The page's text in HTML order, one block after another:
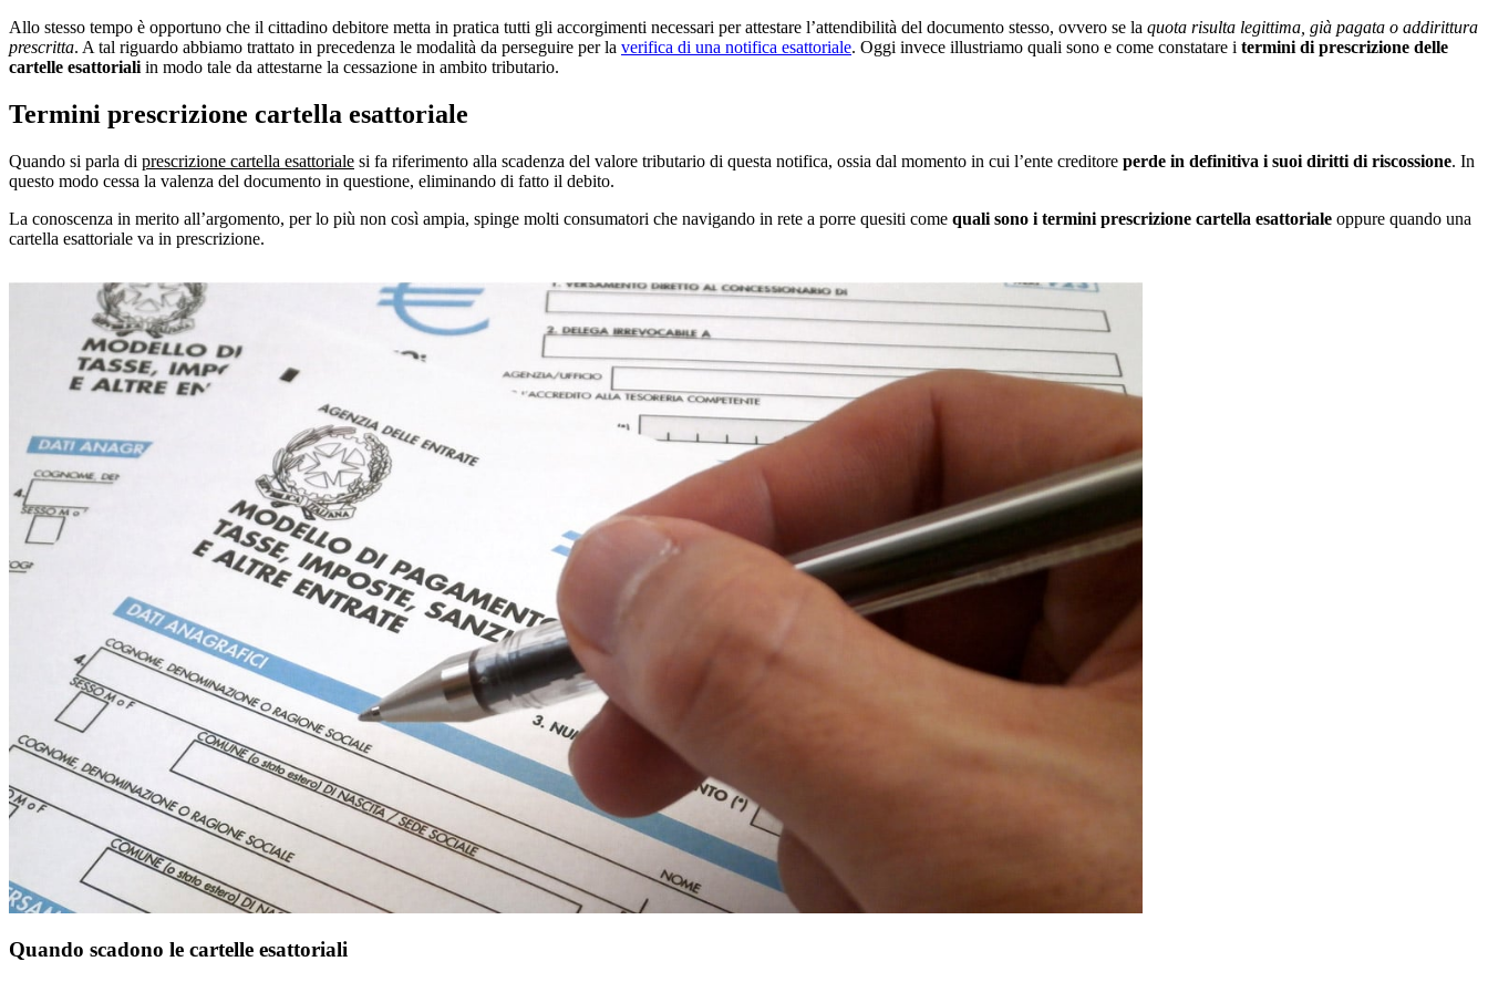
Allo stesso tempo è opportuno che il cittadino debitore metta in pratica tutti gli accorgimenti necessari per attestare l’attendibilità del documento stesso, ovvero se la quota risulta legittima, già pagata o addirittura
prescritta. A tal riguardo abbiamo trattato in precedenza le modalità da perseguire per la verifica di una notifica esattoriale. Oggi invece illustriamo quali sono e come constatare i termini di prescrizione delle
cartelle esattoriali in modo tale da attestarne la cessazione in ambito tributario.
Termini prescrizione cartella esattoriale
Quando si parla di prescrizione cartella esattoriale si fa riferimento alla scadenza del valore tributario di questa notifica, ossia dal momento in cui l’ente creditore perde in definitiva i suoi diritti di riscossione. In
questo modo cessa la valenza del documento in questione, eliminando di fatto il debito.
La conoscenza in merito all’argomento, per lo più non così ampia, spinge molti consumatori che navigando in rete a porre quesiti come quali sono i termini prescrizione cartella esattoriale oppure quando una
cartella esattoriale va in prescrizione.
Quando scadono le cartelle esattoriali